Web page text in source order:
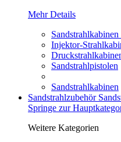
Mehr Details
Injektor-
Sandstrahlpistolen
Sandstrahlkabinen
Sandstrahlzubehör
Springe zur
Weitere Kategorien